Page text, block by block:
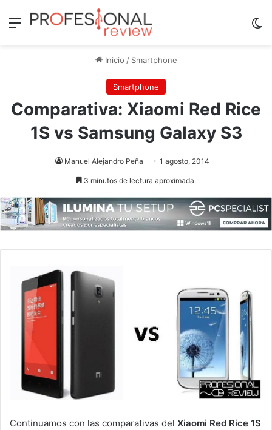
Menú
Inicio / Smartphone
Smartphone
Comparativa: Xiaomi Red Rice
1S vs Samsung Galaxy S3
Manuel Alejandro Peña 1 agosto, 2014
3 minutos de lectura aproximada.
Continuamos con las comparativas del Xiaomi Red Rice 1S